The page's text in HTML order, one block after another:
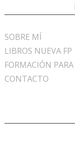
SOBRE MÍ
LIBROS NUEVA FP
FORMACIÓN
CONTACTO